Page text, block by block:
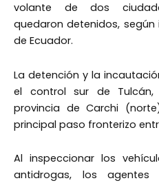
volante de dos
quedaron detenidos,
de Ecuador.
La detención y la
el control sur de
provincia de Carchi
principal paso fronterizo
Al inspeccionar los
antidrogas, los